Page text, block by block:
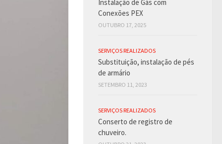
Instalação de Gás com
Conexões PEX
OUTUBRO 17, 2025
SERVIÇOS REALIZADOS
Substituição, instalação de pés
de armário
SETEMBRO 11, 2023
SERVIÇOS REALIZADOS
Conserto de registro de
chuveiro.